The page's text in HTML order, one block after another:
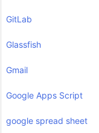
GitLab
Glassfish
Gmail
Google Apps Script
google spread sheet